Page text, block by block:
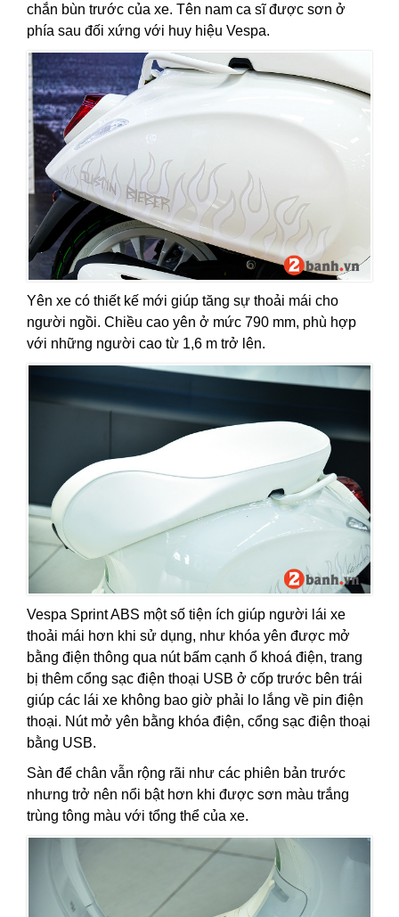
chắn bùn trước của xe. Tên nam ca sĩ được sơn ở
phía sau đối xứng với huy hiệu Vespa.
Yên xe có thiết kế mới giúp tăng sự thoải mái cho
người ngồi. Chiều cao yên ở mức 790 mm, phù hợp
với những người cao từ 1,6 m trở lên.
Vespa Sprint ABS một số tiện ích giúp người lái xe
thoải mái hơn khi sử dụng, như khóa yên được mở
bằng điện thông qua nút bấm cạnh ổ khoá điện, trang
bị thêm cổng sạc điện thoại USB ở cốp trước bên trái
giúp các lái xe không bao giờ phải lo lắng về pin điện
thoại. Nút mở yên bằng khóa điện, cổng sạc điện thoại
bằng USB.
Sàn để chân vẫn rộng rãi như các phiên bản trước
nhưng trở nên nổi bật hơn khi được sơn màu trắng
trùng tông màu với tổng thể của xe.